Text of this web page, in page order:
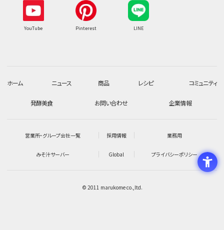
YouTube Pinterest LINE
ホーム ニュース 商品 レシピ コミュニティ
発酵美食 お問い合わせ 企業情報
営業所・グループ会社一覧 採用情報 業務用
みそ汁サーバー Global プライバシーポリシー
© 2011 marukome co.,ltd.